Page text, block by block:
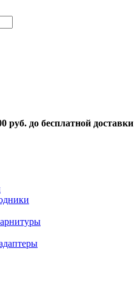
руб. до бесплатной доставки